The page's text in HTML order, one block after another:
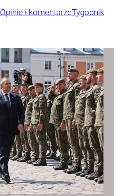
Opinie i komentarzeTygodnik